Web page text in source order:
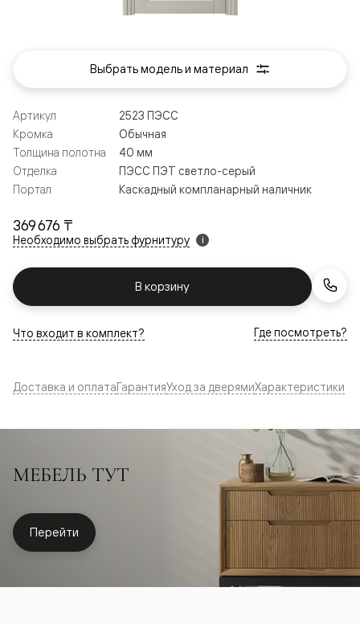
369 676 ₸
Необходимо выбрать фурнитуру i
В корзину
Артикул
2523 ПЭСС
Кромка
Обычная
Толщина полотна
40 мм
Отделка
ПЭСС ПЭТ светло-серый
Портал
Каскадный компланарный наличник
Что входит в комплект? Где посмотреть?
Выбрать модель и материал
Доставка и оплатаГарантияУход за дверямиХарактеристики
МЕБЕЛЬ ТУТ
Перейти